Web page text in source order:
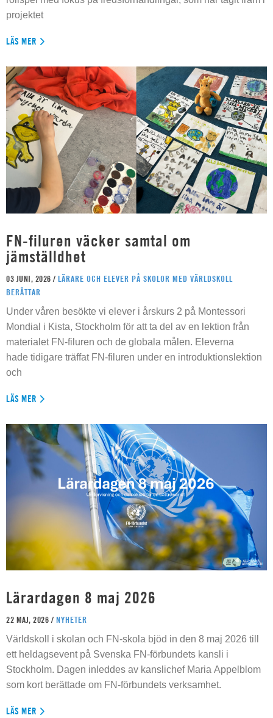
projektet
LÄS MER
FN-filuren väcker samtal om
jämställdhet
03 JUNI, 2026 / LÄRARE OCH ELEVER PÅ SKOLOR MED VÄRLDSKOLL
BERÄTTAR
Under våren besökte vi elever i årskurs 2 på Montessori
Mondial i Kista, Stockholm för att ta del av en lektion från
materialet FN-filuren och de globala målen. Eleverna
hade tidigare träffat FN-filuren under en introduktionslektion
och
LÄS MER
Lärardagen 8 maj 2026
22 MAJ, 2026 / NYHETER
Världskoll i skolan och FN-skola bjöd in den 8 maj 2026 till
ett heldagsevent på Svenska FN-förbundets kansli i
Stockholm. Dagen inleddes av kanslichef Maria Appelblom
som kort berättade om FN-förbundets verksamhet.
LÄS MER